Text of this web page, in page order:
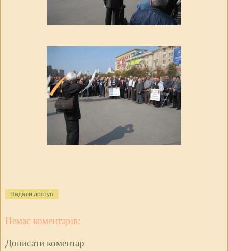
Надати доступ
Немає коментарів:
Дописати коментар